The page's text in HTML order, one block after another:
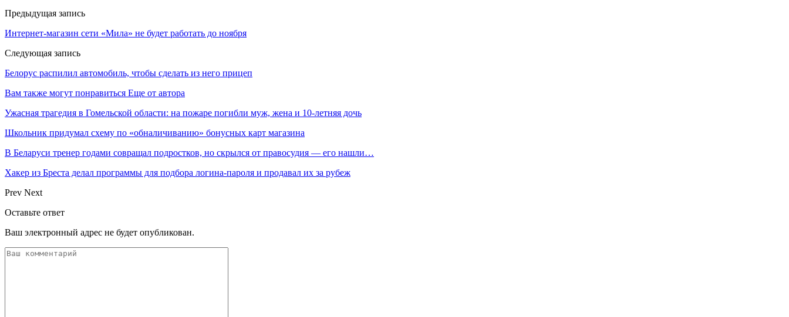
Предыдущая запись
Интернет-магазин сети «Мила» не будет работать до ноября
Следующая запись
Белорус распилил автомобиль, чтобы сделать из него прицеп
Вам также могут понравиться Еще от автора
Ужасная трагедия в Гомельской области: на пожаре погибли муж, жена и 10-летняя дочь
Школьник придумал схему по «обналичиванию» бонусных карт магазина
В Беларуси тренер годами совращал подростков, но скрылся от правосудия — его нашли…
Хакер из Бреста делал программы для подбора логина-пароля и продавал их за рубеж
Prev Next
Оставьте ответ
Ваш электронный адрес не будет опубликован.